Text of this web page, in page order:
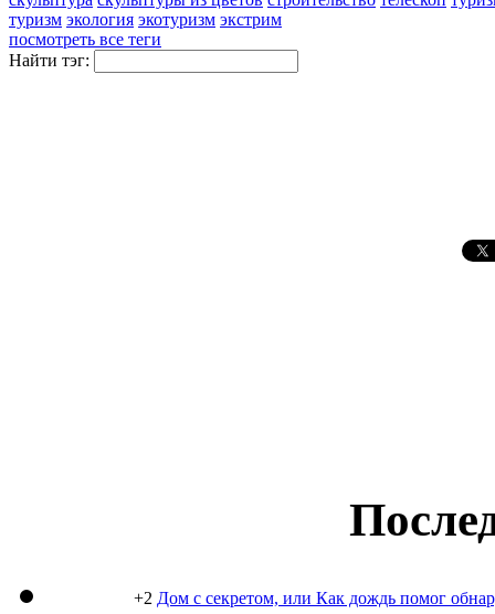
туризм экология экотуризм экстрим
посмотреть все теги
Найти тэг:
+2 Дом с секретом, или Как дождь помог